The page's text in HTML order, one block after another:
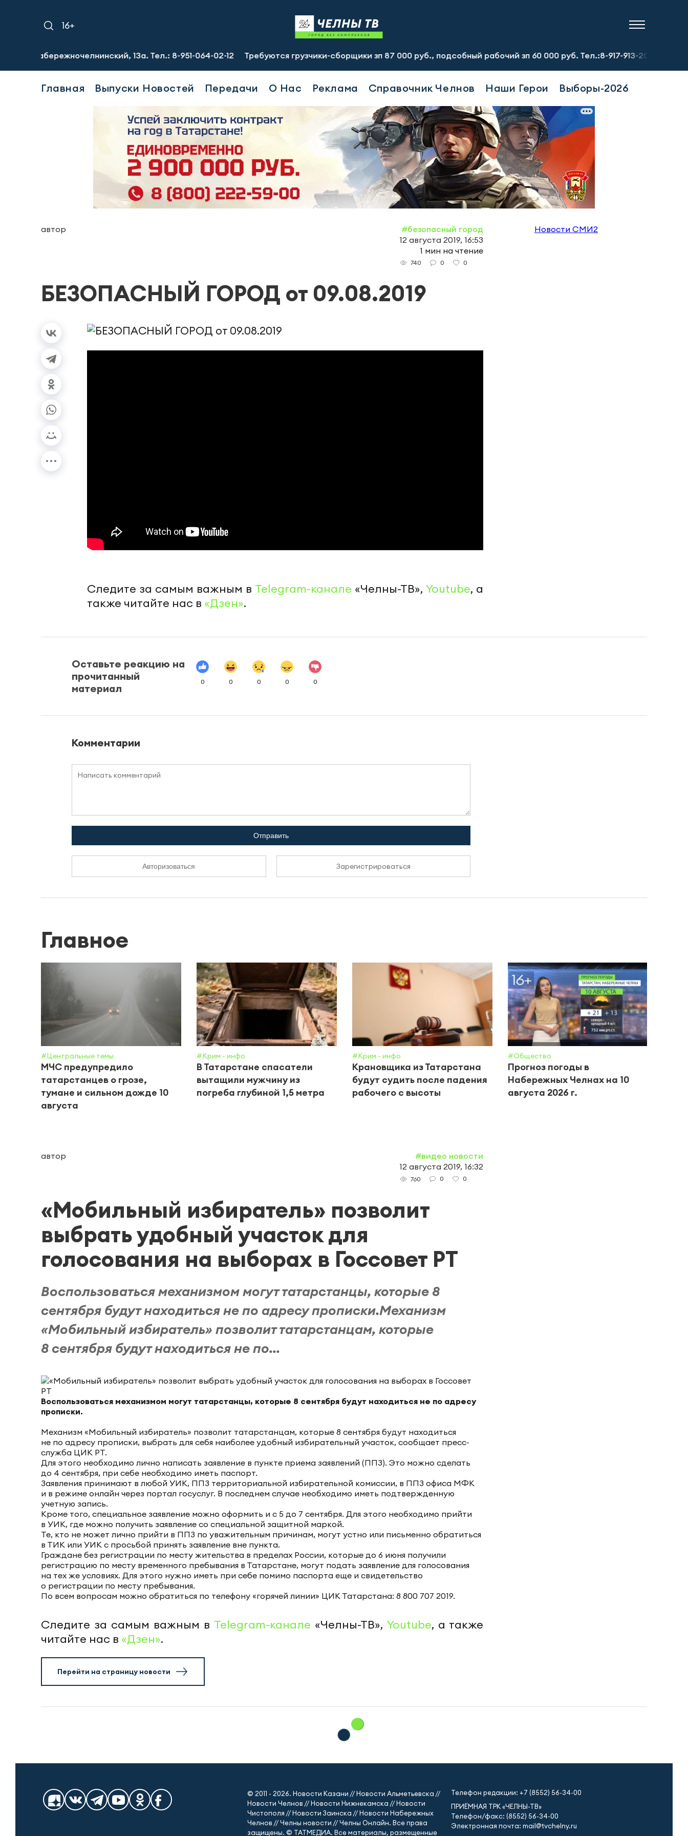
16+
13а. Тел.: 8-951-064-02-12 Требуются грузчики-сборщики зп 87 000 руб., подсобный рабочий зп 60 000 руб. Тел.:8-917-913-20-71 Предприятию
Главная Выпуски Новостей Передачи О Нас Реклама Справочник Челнов Наши Герои Выборы-2026
автор
#безопасный город
12 августа 2019, 16:53
1 мин на чтение
740 0 0
БЕЗОПАСНЫЙ ГОРОД от 09.08.2019
Следите за самым важным в Telegram-канале «Челны-ТВ», Youtube, а
также читайте нас в «Дзен».
Новости СМИ2
Оставьте реакцию на
прочитанный
материал
0 0 0 0 0
Комментарии
Отправить
Авторизоваться Зарегистрироваться
Главное
#Центральные темы
МЧС предупредило
татарстанцев о грозе,
тумане и сильном дожде 10
августа
#Крим - инфо
В Татарстане спасатели
вытащили мужчину из
погреба глубиной 1,5 метра
#Крим - инфо
Крановщика из Татарстана
будут судить после падения
рабочего с высоты
#Общество
Прогноз погоды в
Набережных Челнах на 10
августа 2026 г.
автор
#видео новости
12 августа 2019, 16:32
760 0 0
«Мобильный избиратель» позволит
выбрать удобный участок для
голосования на выборах в Госсовет РТ
Воспользоваться механизмом могут татарстанцы, которые 8
сентября будут находиться не по адресу прописки.Механизм
«Мобильный избиратель» позволит татарстанцам, которые
8 сентября будут находиться не по...
Воспользоваться механизмом могут татарстанцы, которые 8 сентября будут находиться не по адресу
прописки.
Механизм «Мобильный избиратель» позволит татарстанцам, которые 8 сентября будут находиться
не по адресу прописки, выбрать для себя наиболее удобный избирательный участок, сообщает пресс-
служба ЦИК РТ.
Для этого необходимо лично написать заявление в пункте приема заявлений (ППЗ). Это можно сделать
до 4 сентября, при себе необходимо иметь паспорт.
Заявления принимают в любой УИК, ППЗ территориальной избирательной комиссии, в ППЗ офиса МФК
и в режиме онлайн через портал госуслуг. В последнем случае необходимо иметь подтвержденную
учетную запись.
Кроме того, специальное заявление можно оформить и с 5 до 7 сентября. Для этого необходимо прийти
в УИК, где можно получить заявление со специальной защитной маркой.
Те, кто не может лично прийти в ППЗ по уважительным причинам, могут устно или письменно обратиться
в ТИК или УИК с просьбой принять заявление вне пункта.
Граждане без регистрации по месту жительства в пределах России, которые до 6 июня получили
регистрацию по месту временного пребывания в Татарстане, могут подать заявление для голосования
на тех же условиях. Для этого нужно иметь при себе помимо паспорта еще и свидетельство
о регистрации по месту пребывания.
По всем вопросам можно обратиться по телефону «горячей линии» ЦИК Татарстана: 8 800 707 2019.
Следите за самым важным в Telegram-канале «Челны-ТВ», Youtube, а также
читайте нас в «Дзен».
Перейти на страницу новости
© 2011 - 2026. Новости Казани // Новости Альметьевска //
Новости Челнов // Новости Нижнекамска // Новости
Чистополя // Новости Заинска // Новости Набережных
Челнов // Челны новости // Челны Онлайн. Все права
защищены. © ТАТМЕДИА. Все материалы, размещенные
Телефон редакции: +7 (8552) 56-34-00
ПРИЁМНАЯ ТРК «ЧЕЛНЫ-ТВ»
Телефон/факс: (8552) 56-34-00
Электронная почта: mail@tvchelny.ru